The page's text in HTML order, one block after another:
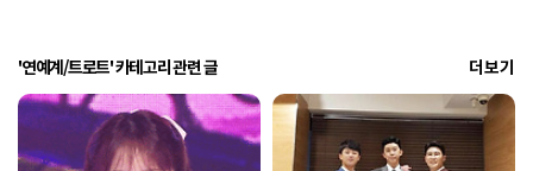
'연예계/트로트' 카테고리 관련 글 더보기